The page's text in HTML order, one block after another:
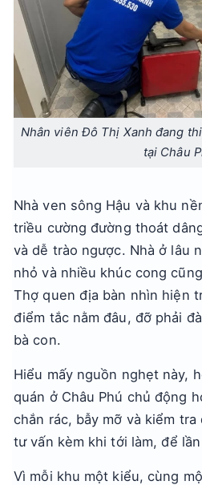
Nhân viên Đô Thị Xanh đang
tại Châu
Nhà ven sông Hậu và khu
triều cường đường thoát
và dễ trào ngược. Nhà ở lâu
nhỏ và nhiều khúc cong
Thợ quen địa bàn nhìn hiện
điểm tắc nằm đâu, đỡ phải
bà con.
Hiểu mấy nguồn nghẹt này,
quán ở Châu Phú chủ động
chắn rác, bẫy mỡ và kiểm
tư vấn kèm khi tới làm, để
Vì mỗi khu một kiểu, cùng